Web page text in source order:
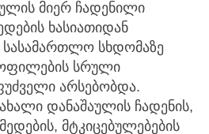
მიერ ჩადენილი
ხასიათიდან
სხდომაზე
სრული
არსებობდა.
დანაშაულის ჩადენის,
მტკიცებულებების